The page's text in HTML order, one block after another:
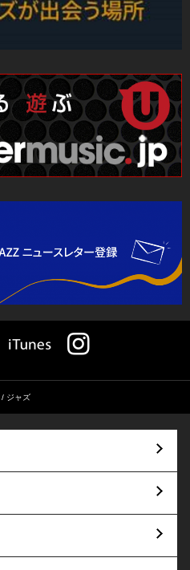
ジャズ